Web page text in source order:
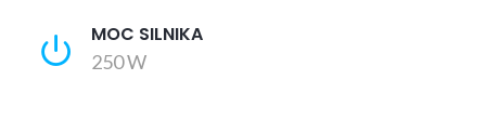
MOC SILNIKA
250 W